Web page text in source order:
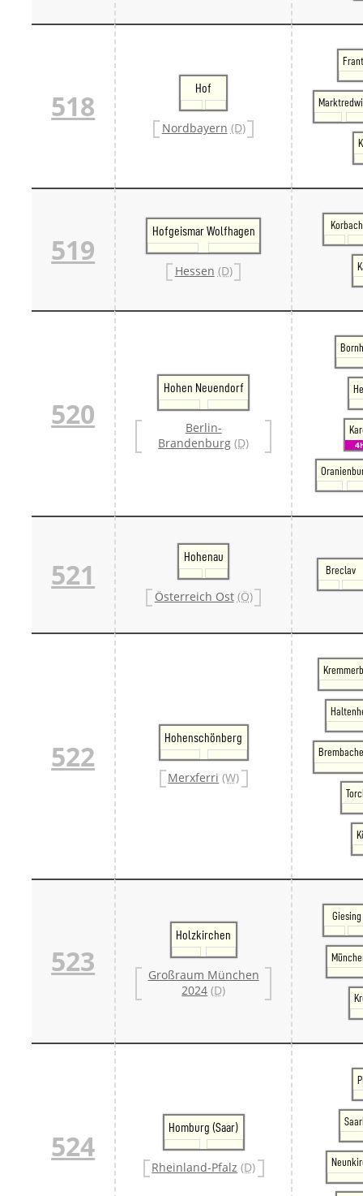
518
Hof
Nordbayern (D)
519
Hofgeismar Wolfhagen
Hessen (D)
Korbach
520
Hohen Neuendorf
Berlin-
Brandenburg (D)
521
Hohenau
Österreich Ost (Ö)
Breclav
522
Hohenschönberg
Merxferri (W)
523
Holzkirchen
Großraum München
2024 (D)
Giesing
524
Homburg (Saar)
Rheinland-Pfalz (D)